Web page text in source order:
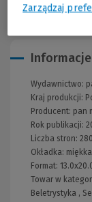
Informacje
Wydawnictwo:
Kraj produkcji:
Producent: pan
Rok publikacji:
Liczba stron: 280
Okładka: miękka
Format:
Towar w
Beletrystyka ,
Zarządzaj